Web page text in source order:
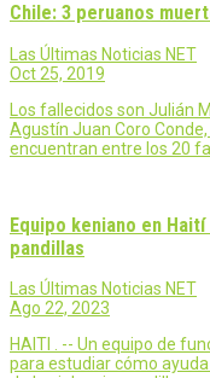
Chile: 3 peruanos
Las Últimas Noticias NET
Oct 25, 2019
Los fallecidos son Julián
Agustín Juan Coro
encuentran entre los 20
Equipo keniano en
pandillas
Las Últimas Noticias NET
Ago 22, 2023
HAITI . -- Un equipo de
para estudiar cómo